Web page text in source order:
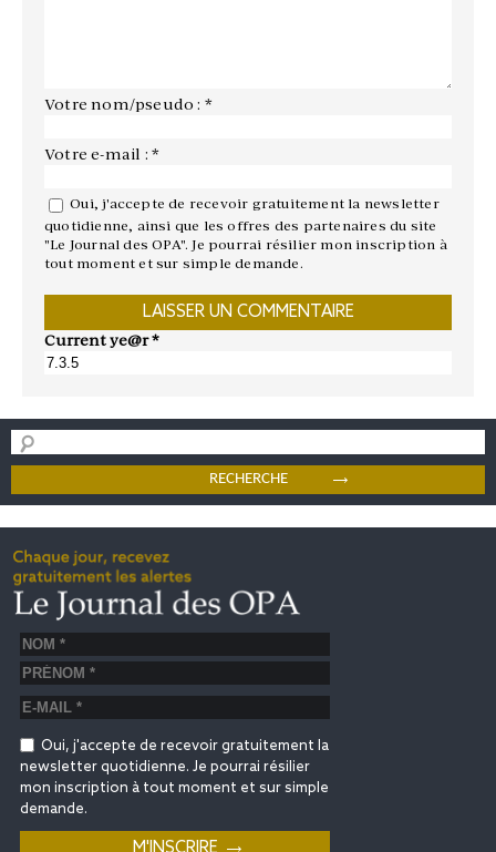
Votre nom/pseudo : *
Votre e-mail : *
Oui, j'accepte de recevoir gratuitement la newsletter
quotidienne, ainsi que les offres des partenaires du site
"Le Journal des OPA". Je pourrai résilier mon inscription à
tout moment et sur simple demande.
Current ye@r*
Oui, j'accepte de recevoir gratuitement la
newsletter quotidienne. Je pourrai résilier
mon inscription à tout moment et sur simple
demande.